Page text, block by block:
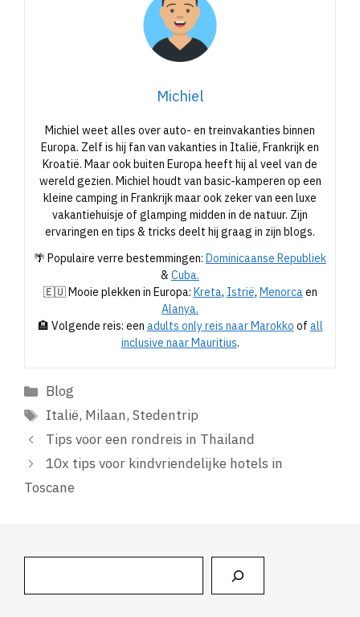
Michiel
Michiel weet alles over auto- en treinvakanties binnen
Europa. Zelf is hij fan van vakanties in Italië, Frankrijk en
Kroatië. Maar ook buiten Europa heeft hij al veel van de
wereld gezien. Michiel houdt van basic-kamperen op een
kleine camping in Frankrijk maar ook zeker van een luxe
vakantiehuisje of glamping midden in de natuur. Zijn
ervaringen en tips & tricks deelt hij graag in zijn blogs.
🌴 Populaire verre bestemmingen: Dominicaanse Republiek
& Cuba.
🇪🇺 Mooie plekken in Europa: Kreta, Istrië, Menorcaen
Alanya.
🏨 Volgende reis: een adults only reis naar Marokko of all
inclusive naar Mauritius.
Categorieën
Blog
Tags
Italië, Milaan,Stedentrip
Tips voor een rondreis in Thailand
10x tips voor kindvriendelijke hotels in
Toscane